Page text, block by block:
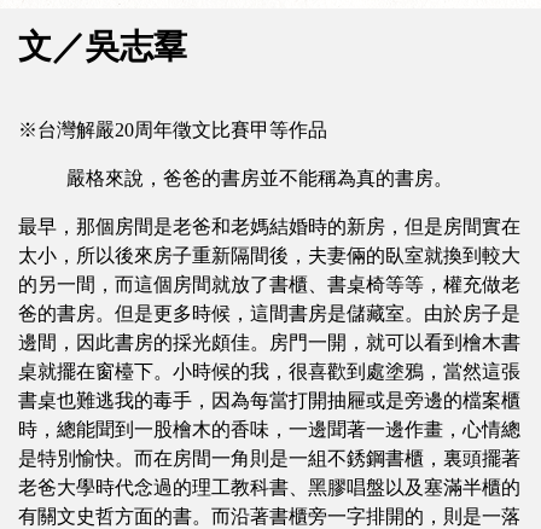
文／吳志羣
※台灣解嚴20周年徵文比賽甲等作品
嚴格來說，爸爸的書房並不能稱為真的書房。
最早，那個房間是老爸和老媽結婚時的新房，但是房間實在
太小，所以後來房子重新隔間後，夫妻倆的臥室就換到較大
的另一間，而這個房間就放了書櫃、書桌椅等等，權充做老
爸的書房。但是更多時候，這間書房是儲藏室。由於房子是
邊間，因此書房的採光頗佳。房門一開，就可以看到檜木書
桌就擺在窗檯下。小時候的我，很喜歡到處塗鴉，當然這張
書桌也難逃我的毒手，因為每當打開抽屜或是旁邊的檔案櫃
時，總能聞到一股檜木的香味，一邊聞著一邊作畫，心情總
是特別愉快。而在房間一角則是一組不銹鋼書櫃，裏頭擺著
老爸大學時代念過的理工教科書、黑膠唱盤以及塞滿半櫃的
有關文史哲方面的書。而沿著書櫃旁一字排開的，則是一落